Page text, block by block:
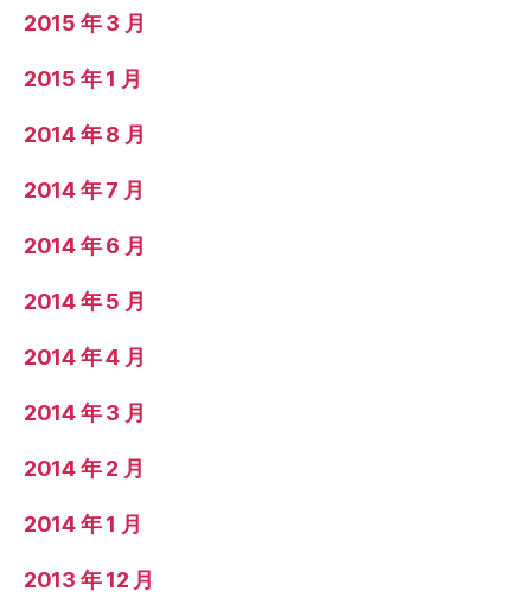
2015 年 3 月
2015 年 1 月
2014 年 8 月
2014 年 7 月
2014 年 6 月
2014 年 5 月
2014 年 4 月
2014 年 3 月
2014 年 2 月
2014 年 1 月
2013 年 12 月